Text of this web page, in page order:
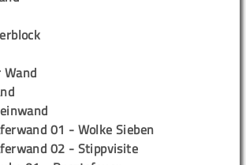
01 - Wolke Sieben
02 - Stippvisite